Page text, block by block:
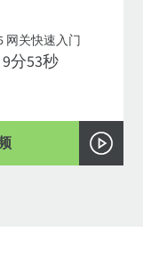
网关快速入门
分53秒